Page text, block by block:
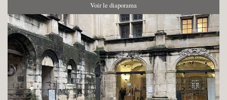
Voir le diaporama